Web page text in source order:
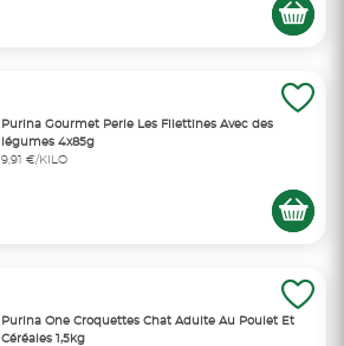
Purina Gourmet Perle Les Filettines Avec des
légumes 4x85g
9,91 €/KILO
Purina One Croquettes Chat Adulte Au Poulet Et
Céréales 1,5kg